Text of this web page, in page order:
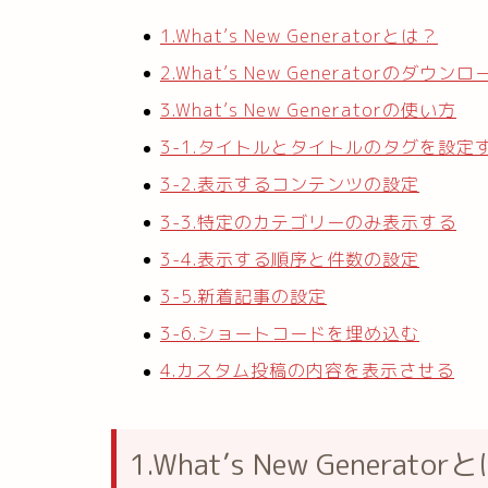
1.What’s New Generatorとは？
2.What’s New Generatorのダウンロ
3.What’s New Generatorの使い方
3-1.タイトルとタイトルのタグを設定
3-2.表示するコンテンツの設定
3-3.特定のカテゴリーのみ表示する
3-4.表示する順序と件数の設定
3-5.新着記事の設定
3-6.ショートコードを埋め込む
4.カスタム投稿の内容を表示させる
1.What’s New Generatorと